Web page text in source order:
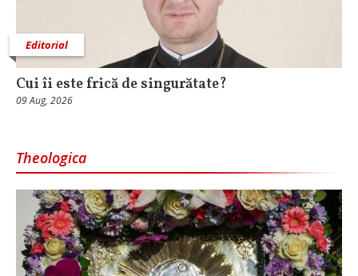
Editorial
Cui îi este frică de singurătate?
09 Aug, 2026
Theologica